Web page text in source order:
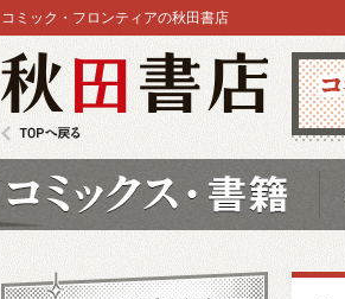
コミッ
コミック・フロンティアの秋田書店